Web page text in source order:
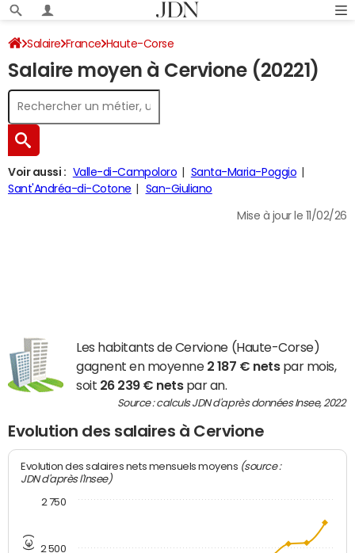
Salaire France Haute-Corse
Salaire moyen à Cervione (20221)
Voir aussi : Valle-di-Campoloro
Santa-Maria-Poggio
Sant'Andréa-di-Cotone
San-Giuliano
Mise à jour le 11/02/26
Les habitants de Cervione (Haute-Corse)
gagnent en moyenne 2 187 € netspar mois,
soit 26 239 € netspar an.
Source : calculs JDN d'après données Insee, 2022
Evolution des salaires à Cervione
Evolution des salaires nets mensuels moyens (source :
JDN d'après l'Insee)
2 500
2 750